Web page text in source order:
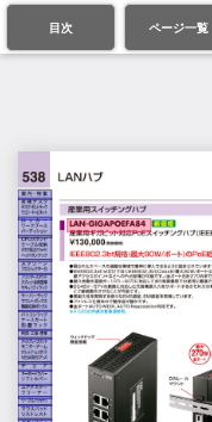
目次 ページ一覧